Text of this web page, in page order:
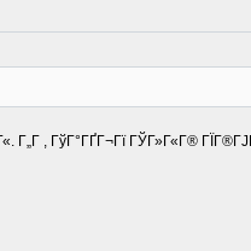
Г„Г , ГўГ°ГҐГ¬Гї ГЎГ»Г«Г®